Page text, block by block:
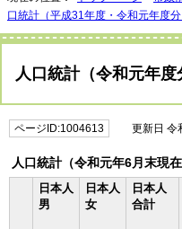
口統計（平成31年度・令和元年度分
人口統計（令和元年
ページID:1004613 更新日 令
人口統計（令和元年6月末現在
日本人
男
日本人
女
日本人
合計